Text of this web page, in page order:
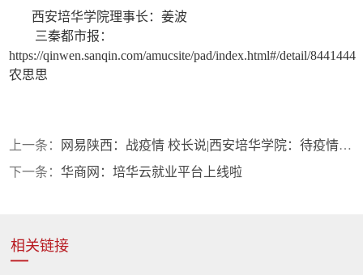
西安培华学院理事长：姜波
三秦都市报：
https://qinwen.sanqin.com/amucsite/pad/index.html#/detail/8441444
农思思
上一条：
网易陕西：战疫情 校长说|西安培华学院：待疫情过，看神禾古塬，陌上花开
下一条：华商网：培华云就业平台上线啦
相关链接